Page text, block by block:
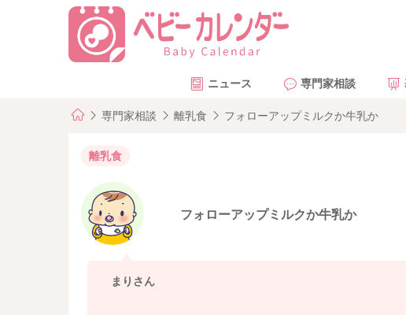
ニュース 専門家相談
専門家相談 離乳食 フォローアップミルクか牛乳か
離乳食
フォローアップミルクか牛乳か
まりさん